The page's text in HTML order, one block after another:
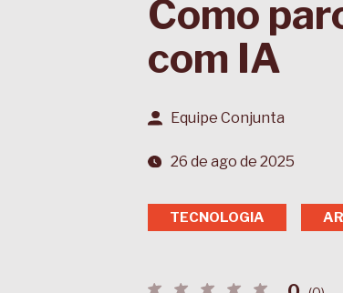
Como
com IA
Equipe Conjunta
26 de ago de 2025
TECNOLOGIA